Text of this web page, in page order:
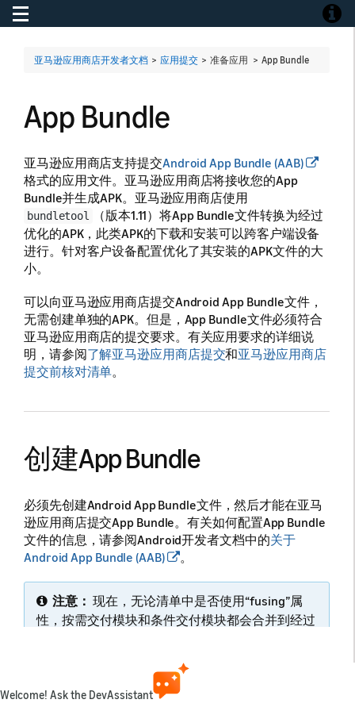
Toggle navigation
亚马逊应用商店开发者文档 > 应用提交 > 准备应用 > App Bundle
App Bundle
亚马逊应用商店支持提交Android App Bundle (AAB)
格式的应用文件。亚马逊应用商店将接收您的App
Bundle并生成APK。亚马逊应用商店使用
bundletool
（版本1.11）将App Bundle文件转换为经过
优化的APK，此类APK的下载和安装可以跨客户端设备
进行。针对客户设备配置优化了其安装的APK文件的大
小。
可以向亚马逊应用商店提交Android App Bundle文件，
无需创建单独的APK。但是，App Bundle文件必须符合
亚马逊应用商店的提交要求。有关应用要求的详细说
明，请参阅了解亚马逊应用商店提交和亚马逊应用商店
提交前核对清单。
创建App Bundle
必须先创建Android App Bundle文件，然后才能在亚马
逊应用商店提交App Bundle。有关如何配置App Bundle
文件的信息，请参阅Android开发者文档中的关于
Android App Bundle (AAB)
。
注意： 现在，无论清单中是否使用“fusing”属
性，按需交付模块和条件交付模块都会合并到经过
将其从App Bundle文件中移除，然后再上传。
Welcome! Ask the DevAssistant